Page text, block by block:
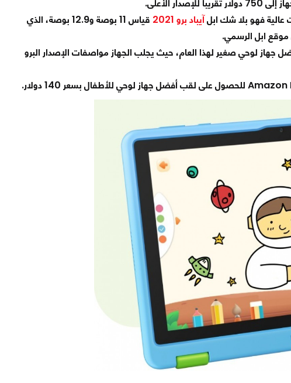
عالية فهو بلا شك ابلآيباد برو 2021
قياس 11 بوصة و12.9 بوصة، الذي
جهاز لوحي صغير لهذا العام، حيث يجلب الجهاز مواصفات الإصدار البرو